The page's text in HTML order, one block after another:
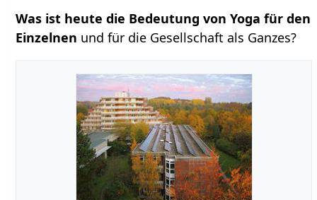
Was ist heute die Bedeutung von Yoga für den
Einzelnen und für die Gesellschaft als Ganzes?